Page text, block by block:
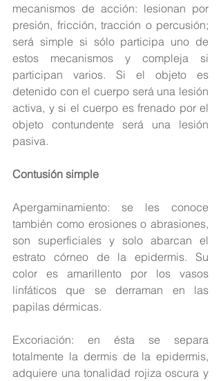
mecanismos de acción: lesionan por
presión, fricción, tracción o percusión;
será simple si sólo participa uno de
estos mecanismos y compleja si
participan varios. Si el objeto es
detenido con el cuerpo será una lesión
activa, y si el cuerpo es frenado por el
objeto contundente será una lesión
pasiva.
Contusión simple
Apergaminamiento: se les conoce
también como erosiones o abrasiones,
son superficiales y solo abarcan el
estrato córneo de la epidermis. Su
color es amarillento por los vasos
linfáticos que se derraman en las
papilas dérmicas.
Excoriación: en ésta se separa
totalmente la dermis de la epidermis,
adquiere una tonalidad rojiza oscura y